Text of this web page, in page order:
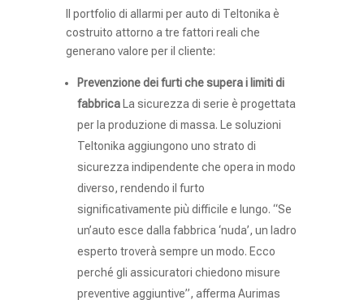
Il portfolio di allarmi per auto di Teltonika è
costruito attorno a tre fattori reali che
generano valore per il cliente:
Prevenzione dei furti che supera i limiti di
fabbricaLa sicurezza di serie è progettata
per la produzione di massa. Le soluzioni
Teltonika aggiungono uno strato di
sicurezza indipendente che opera in modo
diverso, rendendo il furto
significativamente più difficile e lungo. “Se
un’auto esce dalla fabbrica ‘nuda’, un ladro
esperto troverà sempre un modo. Ecco
perché gli assicuratori chiedono misure
preventive aggiuntive”, afferma Aurimas